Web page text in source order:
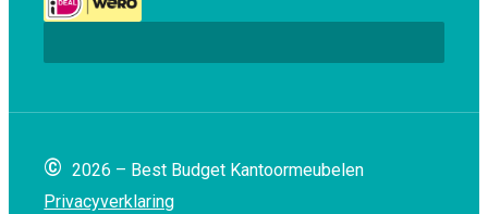
© 2026 – Best Budget Kantoormeubelen
Privacyverklaring